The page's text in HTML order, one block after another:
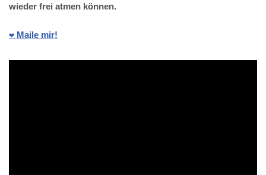
wieder frei atmen können.
❤️ Maile mir!